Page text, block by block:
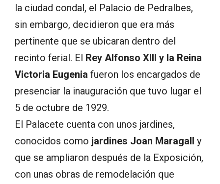
la ciudad condal, el Palacio de Pedralbes,
sin embargo, decidieron que era más
pertinente que se ubicaran dentro del
recinto ferial. El Rey Alfonso XIII y la Reina
Victoria Eugenia fueron los encargados de
presenciar la inauguración que tuvo lugar el
5 de octubre de 1929.
El Palacete cuenta con unos jardines,
conocidos como jardines Joan Maragall
y
que se ampliaron después de la Exposición,
con unas obras de remodelación que